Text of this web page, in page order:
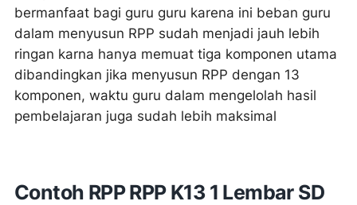
bermanfaat bagi guru guru karena ini beban guru
dalam menyusun RPP sudah menjadi jauh lebih
ringan karna hanya memuat tiga komponen utama
dibandingkan jika menyusun RPP dengan 13
komponen, waktu guru dalam mengelolah hasil
pembelajaran juga sudah lebih maksimal
Contoh RPP RPP K13 1 Lembar SD